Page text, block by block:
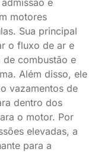
motores
Sua principal
o fluxo de ar e
de combustão e
Além disso, ele
vazamentos de
dentro dos
o motor. Por
elevadas, a
para a